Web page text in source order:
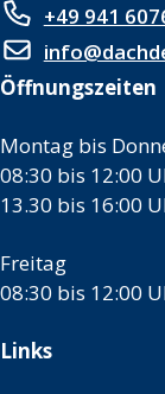
+49 941
Öffnungszeiten
Montag bis
08:30 bis 12:00
13.30 bis 16:00
Freitag
08:30 bis 12:00
Links